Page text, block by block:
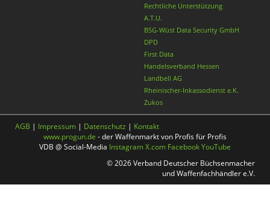
Rechtliche Unterstützung
A.T.U.
BSG-Wüst Data Security GmbH
DPD
First Data
Handelsverband Hessen
Landbell AG
Rheinischer-Inkassodienst e.K.
Zukos
AGB | Impressum | Datenschutz | Kontakt
www.progun.de - der Waffenmarkt von Profis für Profis
VDB @ Social-Media InstagramX.com FacebookYouTube
© 2026 Verband Deutscher Büchsenmacher
und Waffenfachhändler e.V.